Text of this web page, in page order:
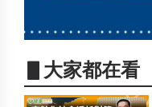
▋大家都在看